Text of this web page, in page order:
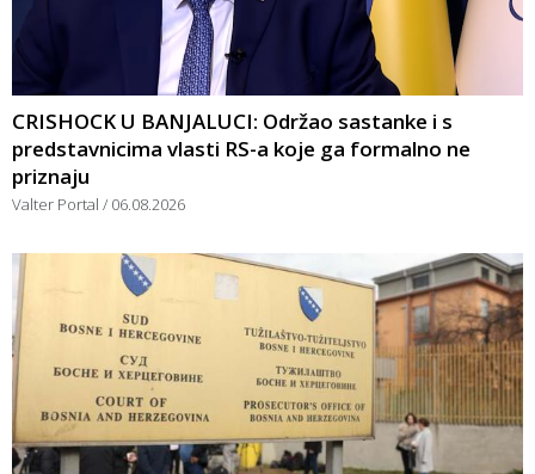
CRISHOCK U BANJALUCI: Održao sastanke i s
predstavnicima vlasti RS-a koje ga formalno ne
priznaju
Valter Portal 06.08.2026